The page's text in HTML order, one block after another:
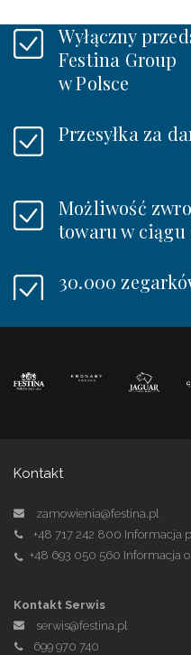
Wyłączny
Festina Group
w Polsce
Przesyłka za
Możliwość
towaru w ciągu
30.000
Kontakt
zamowienia@festina.pl
+48 717 242 800 Informacja
+48 693 050 560 Informacja
Kontakt Serwis
serwis@festina.pl
699 970 740